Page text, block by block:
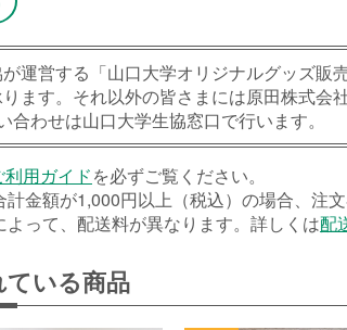
運営する「山口大学オリジナルグッズ販
ます。それ以外の皆さまには原田株式会
合わせは山口大学生協窓口で行います。
利用ガイドを必ずご覧ください。
金額が1,000円以上（税込）の場合、注
よって、配送料が異なります。詳しくは配
いる商品